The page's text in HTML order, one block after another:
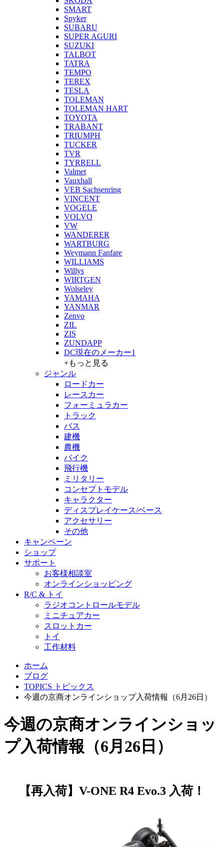
SMART
Spyker
SUBARU
SUPER AGURI
SUZUKI
TALBOT
TATRA
TEMPO
TEREX
TESLA
TOLEMAN
TOLEMAN HART
TOYOTA
TRABANT
TRIUMPH
TUCKER
TVR
TYRRELL
Valmet
Vauxhall
VEB Sachsenring
VINCENT
VOGELE
VOLVO
VW
WANDERER
WARTBURG
Weymann Fanfare
WILLIAMS
Willys
WIRTGEN
Wolseley
YAMAHA
YANMAR
Zenvo
ZIL
ZIS
ZUNDAPP
DC現在のメーカー1
+もっと見る
ジャンル
ロードカー
レースカー
フォーミュラカー
トラック
バス
建機
農機
バイク
飛行機
ミリタリー
コンセプトモデル
キャラクター
ディスプレイケース/ベース
アクセサリー
その他
キャンペーン
ショップ
サポート
お客様相談室
オンラインショッピング
R/C & トイ
ラジオコントロールモデル
ミニチュアカー
スロットカー
トイ
工作材料
ホーム
ブログ
TOPICS トピックス
今週の京商オンラインショップ入荷情報（6月26日）
今週の京商オンラインショッ
プ入荷情報（6月26日）
【再入荷】V-ONE R4 Evo.3 入荷！